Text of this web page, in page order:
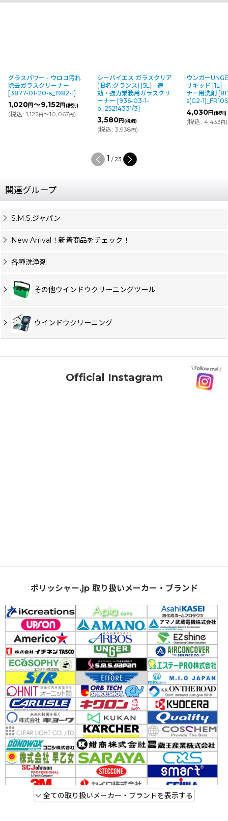
グラスパワー - ウロコ汚れ
除去ガラスクリーナー
[3877-01-20-s_1982-1]
1,020円～9,152 円(税別)
(税込: 1,122円～10,067円)
シーバイエス ガラスクリア
(旧名:グランス) [5L] - 速
効・強力業務用ガラスクリ
ーナー [936-03-1-
o_25214331/3]
3,580円(税別)
(税込: 3,938円)
ウンガー
リキッド [1L]
ナー用洗剤 [
s(G2-1)_FR10S
4,030円(税別)
(税込: 4,433円)
1 / 23
関連グループ
S.M.S.ジャパン
New Arrival！新着商品をチェック！
各種洗浄剤
その他ウインドウクリーニングツール
ウインドウクリーニング
Official Instagram
ポリッシャー.jp 取り扱いメーカー・ブランド
全ての取り扱いメーカー・ブランドを表示する